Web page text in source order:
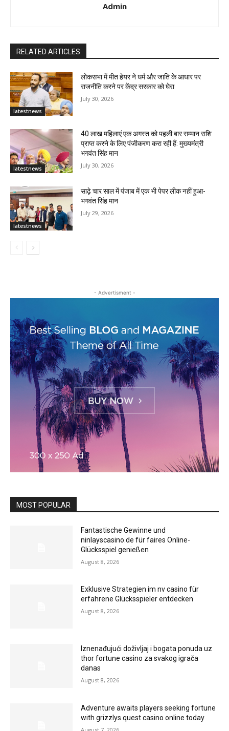
Admin
RELATED ARTICLES
latestnews
लोकसभा में मीत हेयर ने धर्म और जाति के आधार पर
राजनीति करने पर केंद्र सरकार को घेरा
July 30, 2026
latestnews
40 लाख महिलाएं एक अगस्त को पहली बार सम्मान राशि
प्राप्त करने के लिए पंजीकरण करा रही हैं: मुख्यमंत्री
भगवंत सिंह मान
July 30, 2026
latestnews
साढ़े चार साल में पंजाब में एक भी पेपर लीक नहीं हुआ-
भगवंत सिंह मान
July 29, 2026
- Advertisment -
MOST POPULAR
Fantastische Gewinne und
ninlayscasino.de für faires Online-
Glücksspiel genießen
August 8, 2026
Exklusive Strategien im nv casino für
erfahrene Glücksspieler entdecken
August 8, 2026
Iznenađujući doživljaj i bogata ponuda uz
thor fortune casino za svakog igrača
danas
August 8, 2026
Adventure awaits players seeking fortune
with grizzlys quest casino online today